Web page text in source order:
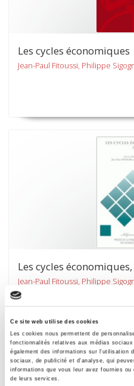
Ce site web utilise des cookies
Les cookies nous permettent de
fonctionnalités relatives aux médias
également des informations sur l'utilisation
sociaux, de publicité et d'analyse, qui
informations que vous leur avez fournies
de leurs services.
Les cycles économiques
Jean-Paul Fitoussi, Philippe
Les cycles économiques,
Jean-Paul Fitoussi, Philippe